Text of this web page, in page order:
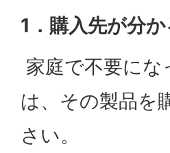
1．購入先が分
家庭で不要に
は、その製品を
さい。